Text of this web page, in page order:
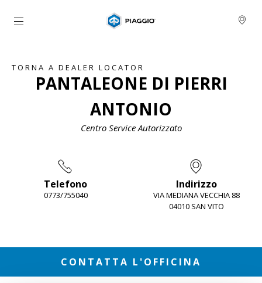
Vai al contenuto principale
TORNA A DEALER LOCATOR
PANTALEONE DI PIERRI
ANTONIO
Centro Service Autorizzato
Telefono
0773/755040
Indirizzo
VIA MEDIANA VECCHIA 88
04010 SAN VITO
CONTATTA L'OFFICINA